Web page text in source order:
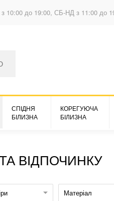
10:00 до 19:00, СБ-НД з 11:00 до
СПІДНЯ
БІЛИЗНА
КОРЕГУЮЧА
БІЛИЗНА
ВІДПОЧИНКУ
Матеріал